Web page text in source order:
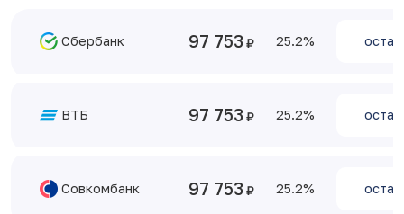
Сбербанк 97 753 25.2
ВТБ 97 753 25.2
Совкомбанк 97 753 25.2